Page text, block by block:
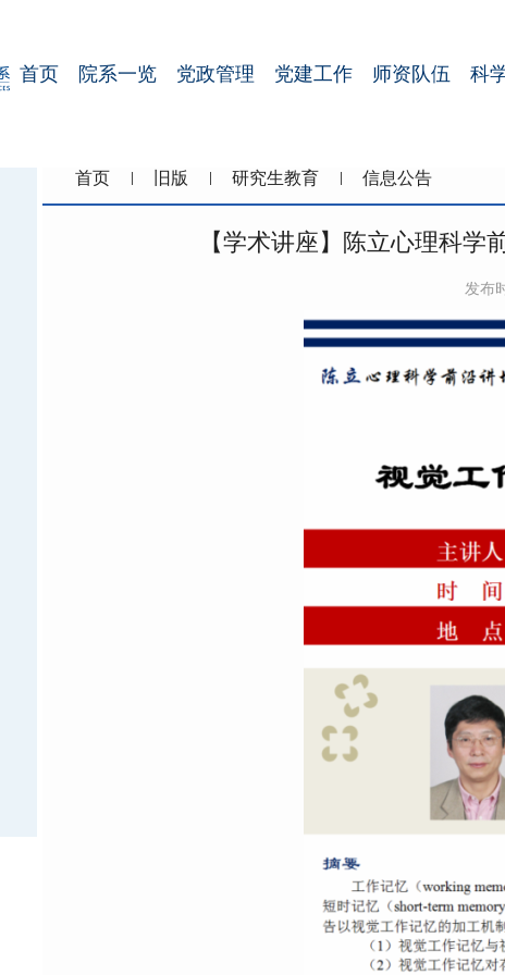
首页 院系一览 党政管理 党建工作 师资队伍 科
首页 旧版 研究生教育 信息公告
【学术讲座】陈立心理科学
发布